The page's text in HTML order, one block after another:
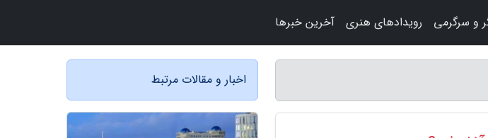
اخبار و مقالات مرتبط
و سرگرمی رویدادهای هنری آخرین خبرها